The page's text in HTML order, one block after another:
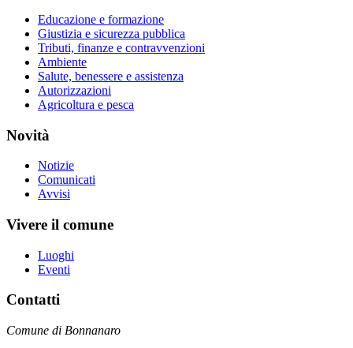
Educazione e formazione
Giustizia e sicurezza pubblica
Tributi, finanze e contravvenzioni
Ambiente
Salute, benessere e assistenza
Autorizzazioni
Agricoltura e pesca
Novità
Notizie
Comunicati
Avvisi
Vivere il comune
Luoghi
Eventi
Contatti
Comune di Bonnanaro